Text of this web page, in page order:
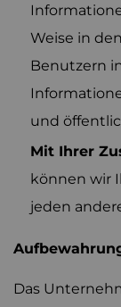
Weise in
Benutzern
und
Mit Ihrer
können wir
jeden
Das